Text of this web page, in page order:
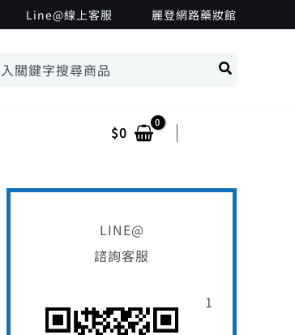
Line@線上客服 麗登網路藥妝館
$0
LINE@
諮詢客服
1
關